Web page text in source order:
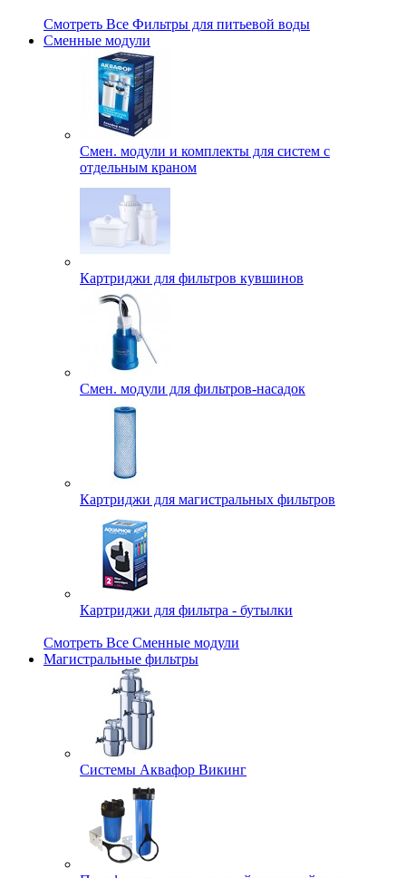
Смотреть Все Фильтры для питьевой воды
Сменные модули
Смен. модули и комплекты для систем с
отдельным краном
Картриджи для фильтров кувшинов
Смен. модули для фильтров-насадок
Картриджи для магистральных фильтров
Картриджи для фильтра - бутылки
Смотреть Все Сменные модули
Магистральные фильтры
Системы Аквафор Викинг